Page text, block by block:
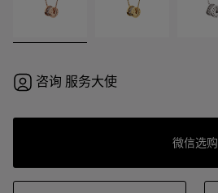
咨询 服务大使
微信选购